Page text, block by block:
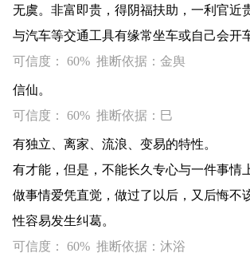
无虞。非富即贵，得阴福扶助，一利官近
与汽车等交通工具有缘常坐车或自己会开
可信度： 60% 推断依据：金舆
信仙。
可信度： 60% 推断依据：巳
有独立、离家、流浪、变易的特性。
有才能，但是，不能长久专心与一件事情
做事情爱凭直觉，做过了以后，又后悔不
性容易发生纠葛。
可信度： 60% 推断依据：沐浴